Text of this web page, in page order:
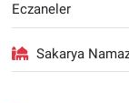
Eczaneler
Sakarya